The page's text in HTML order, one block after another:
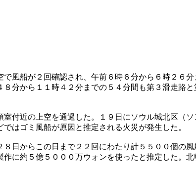
風船が２回確認され、午前６時６分から６時２６
分から１１時４２分までの５４分間も第３滑走路
付近の上空を通過した。１９日にソウル城北区（
はゴミ風船が原因と推定される火災が発生した。
日からこの日まで２２回にわたり計５５００個の
に約５億５０００万ウォンを使ったと推定した。